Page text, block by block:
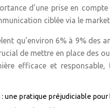
d’une prise en
ciblée via le
qu’environ 6% à 9% des
de mettre en place des
efficace et
pratique préjudiciable pour